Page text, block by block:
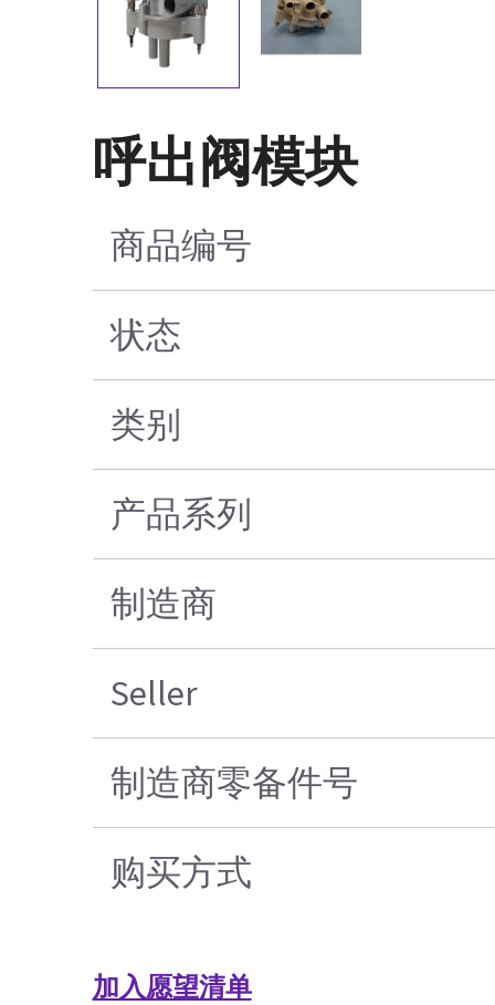
呼出阀模块
商品编号
状态
类别
产品系列
制造商
Seller
制造商零备件号
购买方式
加入愿望清单